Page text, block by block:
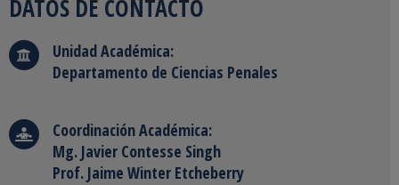
DATOS DE CONTACTO
Unidad Académica:
Departamento de Ciencias Penales
Coordinación Académica:
Mg. Javier Contesse Singh
Prof. Jaime Winter Etcheberry